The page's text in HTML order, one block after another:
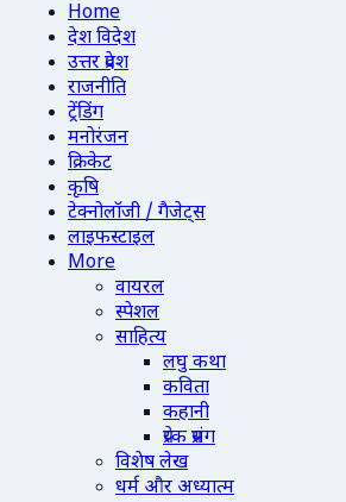
Home
देश विदेश
उत्तर प्रदेश
राजनीति
ट्रेंडिंग
मनोरंजन
क्रिकेट
कृषि
टेक्नोलॉजी / गैजेट्स
लाइफस्टाइल
More
वायरल
स्पेशल
साहित्य
लघु कथा
कविता
कहानी
प्रेरक प्रसंग
विशेष लेख
धर्म और अध्यात्म